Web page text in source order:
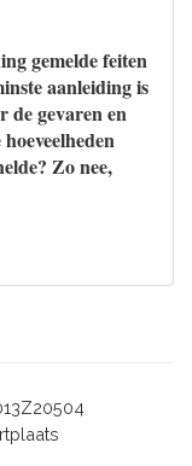
gemelde feiten
aanleiding is
de gevaren en
Zo nee,